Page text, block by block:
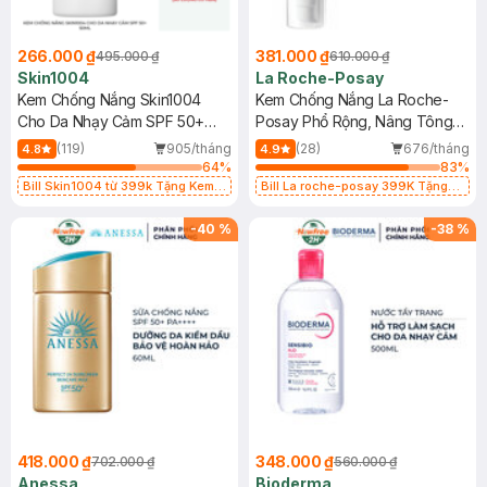
266.000 ₫495.000 ₫
Skin1004
Kem Chống Nắng Skin1004
Cho Da Nhạy Cảm SPF 50+
50ml
4.8 (119)
905/tháng
64%
Bill Skin1004 từ 399k Tặng Kem
SPF 50+ 20ml (SL Có Hạn)
381.000 ₫610.000 ₫
La Roche-Posay
Kem Chống Nắng La Roche-
Posay Phổ Rộng, Nâng Tông
Kiềm Dầu 50ml
4.9 (28)
676/tháng
83%
Bill La roche-posay 399K Tặng
(SL có hạn)
-40 %
418.000 ₫702.000 ₫
Anessa
-38 %
348.000 ₫560.000 ₫
Bioderma